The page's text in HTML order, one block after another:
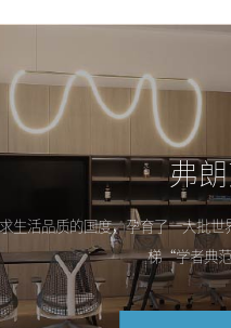
弗
生活品质的国度，孕育了一大批
梯“学者典